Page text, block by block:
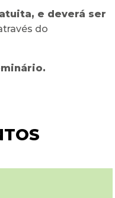
e deverá ser
do